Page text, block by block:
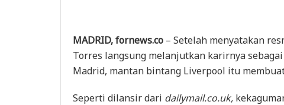
MADRID, fornews.co – Setelah menyatakan
Torres langsung melanjutkan karirnya
Madrid, mantan bintang Liverpool itu
Seperti dilansirdari dailymail.co.uk,